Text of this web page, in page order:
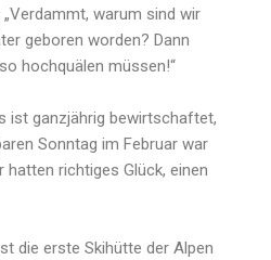
warum sind wir
geboren worden? Dann
hochquälen müssen!“
ist ganzjährig bewirtschaftet,
Sonntag im Februar war
richtiges Glück, einen
die erste Skihütte der Alpen